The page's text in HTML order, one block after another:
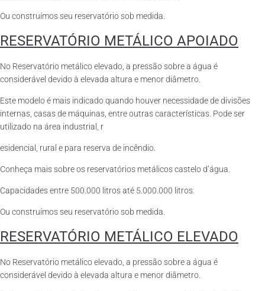
Ou construímos seu reservatório sob medida.
RESERVATÓRIO METÁLICO APOIADO
No Reservatório metálico elevado, a pressão sobre a água é
considerável devido à elevada altura e menor diâmetro.
Este modelo é mais indicado quando houver necessidade de divisões
internas, casas de máquinas, entre outras características. Pode ser
utilizado na área industrial, r
esidencial, rural e para reserva de incêndio.
Conheça mais sobre os reservatórios metálicos castelo d’água.
Capacidades entre 500.000 litros até 5.000.000 litros.
Ou construímos seu reservatório sob medida.
RESERVATÓRIO METÁLICO ELEVADO
No Reservatório metálico elevado, a pressão sobre a água é
considerável devido à elevada altura e menor diâmetro.